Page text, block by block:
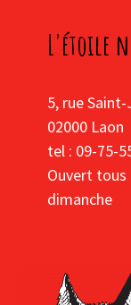
L'étoile
5, rue Saint-
02000 Laon
tel : 09-75-
Ouvert tous
dimanche